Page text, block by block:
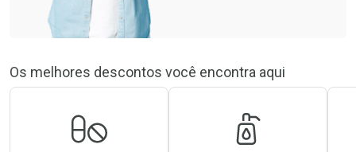
Os melhores descontos você encontra aqui